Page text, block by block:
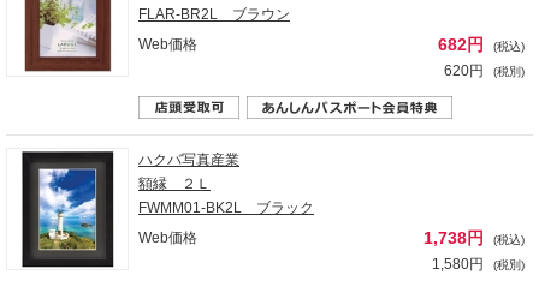
FLAR-BR2L ブラウン
Web価格
682円 (税込)
620円 (税別)
ハクバ写真産業
額縁 ２Ｌ
FWMM01-BK2L ブラック
Web価格
1,738円 (税込)
1,580円 (税別)